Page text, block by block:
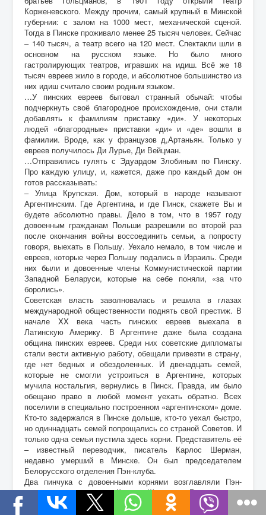
Корженевского. Между прочим, самый крупный в Минской
губернии: с залом на 1000 мест, механической сценой.
Тогда в Пинске проживало менее 25 тысяч человек. Сейчас
– 140 тысяч, а театр всего на 120 мест. Спектакли шли в
основном на русском языке. Но было много
гастролирующих театров, игравших на идиш. Всё же 18
тысяч евреев жило в городе, и абсолютное большинство из
них идиш считало своим родным языком.
…У пинских евреев бытовал странный обычай: чтобы
подчеркнуть своё благородное происхождение, они стали
добавлять к фамилиям приставку «ди». У некоторых
людей «благородные» приставки «ди» и «де» вошли в
фамилии. Вроде, как у французов д,Артаньян. Только у
евреев получилось Ди Лурье, Ди Вейцман.
…Отправились гулять с Эдуардом Злобиным по Пинску.
Про каждую улицу, и, кажется, даже про каждый дом он
готов рассказывать:
– Улица Крупская. Дом, который в народе называют
Аргентинским. Где Аргентина, и где Пинск, скажете Вы и
будете абсолютно правы. Дело в том, что в 1957 году
довоенным гражданам Польши разрешили во второй раз
после окончания войны воссоединить семьи, а попросту
говоря, выехать в Польшу. Уехало немало, в том числе и
евреев, которые через Польшу подались в Израиль. Среди
них были и довоенные члены Коммунистической партии
Западной Беларуси, которые на себе поняли, «за что
боролись».
Советская власть заволновалась и решила в глазах
международной общественности поднять свой престиж. В
начале XX века часть пинских евреев выехала в
Латинскую Америку. В Аргентине даже была создана
община пинских евреев. Среди них советские дипломаты
стали вести активную работу, обещали привезти в страну,
где нет бедных и обездоленных. И двенадцать семей,
которые не смогли устроиться в Аргентине, которых
мучила ностальгия, вернулись в Пинск. Правда, им было
обещано право в любой момент уехать обратно. Всех
поселили в специально построенном «аргентинском» доме.
Кто-то задержался в Пинске дольше, кто-то уехал быстро,
но одиннадцать семей попрощались со страной Советов. И
только одна семья пустила здесь корни. Представитель её
– известный переводчик, писатель Карлос Шерман,
недавно умерший в Минске. Он был председателем
Белорусского отделения Пэн-клуба.
Два пинчука с довоенными корнями возглавляли Пэн-
клубы соседних стран. Карлос Шерман в Беларуси и в
Польше Ричард Капустинский, публицист, писатель.